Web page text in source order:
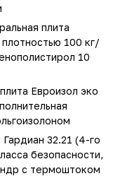
плита
100 кг/
10
Евроизол эко
32.21 (4-го
безопасности,
с термоштоком